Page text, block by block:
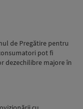
de Pregătire pentru
pot fi
dezechilibre majore în